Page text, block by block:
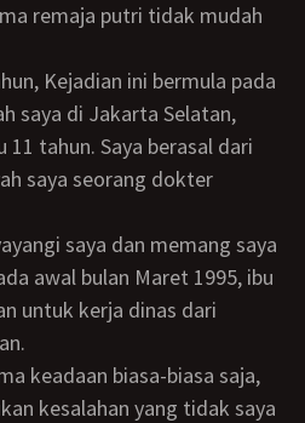
remaja putri tidak mudah
saya di Jakarta Selatan,
tahun. Saya berasal dari
saya seorang dokter
awal bulan Maret 1995, ibu
untuk kerja dinas dari
kesalahan yang tidak saya